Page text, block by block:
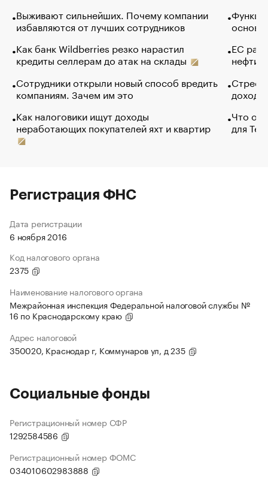
Выживают сильнейших. Почему компании
избавляются от лучших сотрудников
Как банк Wildberries резко нарастил
кредиты селлерам до атак на склады
Сотрудники открыли новый способ вредить
компаниям. Зачем им это
Как налоговики ищут доходы
неработающих покупателей яхт и квартир
основ
ЕС
нефти
Что
для
Регистрация ФНС
Дата регистрации
6 ноября 2016
Код налогового органа
2375
Наименование налогового органа
Межрайонная инспекция Федеральной налоговой службы №
16 по Краснодарскому краю
Адрес налоговой
350020, Краснодар г, Коммунаров ул, д 235
Социальные фонды
Регистрационный номер СФР
1292584586
Регистрационный номер ФОМС
034010602983888